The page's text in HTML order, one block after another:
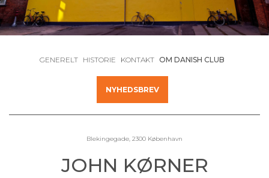
GENERELT HISTORIE KONTAKT OM DANISH CLUB
NYHEDSBREV
Blekingegade, 2300 København
JOHN KØRNER